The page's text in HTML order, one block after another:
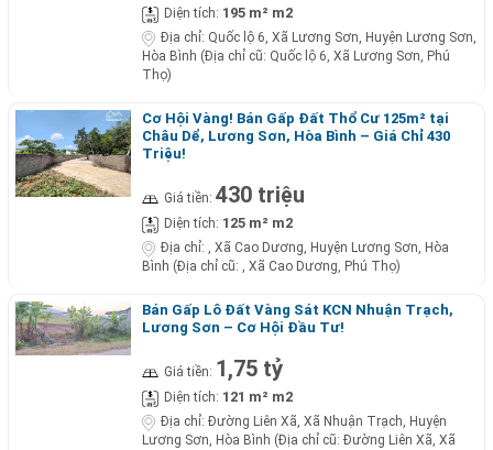
Diện tích: 195 m² m2
Địa chỉ: Quốc lộ 6, Xã Lương Sơn, Huyện Lương Sơn,
Hòa Bình (Địa chỉ cũ: Quốc lộ 6, Xã Lương Sơn, Phú
Thọ)
Cơ Hội Vàng! Bán Gấp Đất Thổ Cư 125m² tại
Châu Dể, Lương Sơn, Hòa Bình – Giá Chỉ 430
Triệu!
Giá tiền: 430 triệu
Diện tích: 125 m² m2
Địa chỉ: , Xã Cao Dương, Huyện Lương Sơn, Hòa
Bình (Địa chỉ cũ: , Xã Cao Dương, Phú Thọ)
Bán Gấp Lô Đất Vàng Sát KCN Nhuận Trạch,
Lương Sơn – Cơ Hội Đầu Tư!
Giá tiền: 1,75 tỷ
Diện tích: 121 m² m2
Địa chỉ: Đường Liên Xã, Xã Nhuận Trạch, Huyện
Lương Sơn, Hòa Bình (Địa chỉ cũ: Đường Liên Xã, Xã